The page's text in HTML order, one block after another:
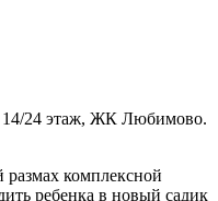
14/24 этаж, ЖК Любимово.
комплексной
ребенка в новый садик